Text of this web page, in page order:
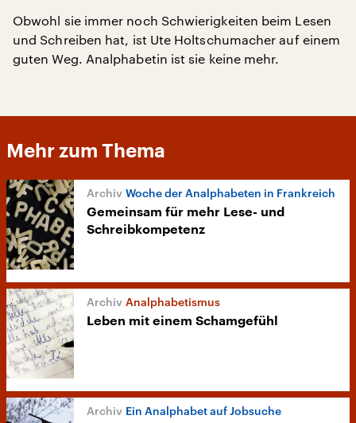
Obwohl sie immer noch Schwierigkeiten beim Lesen
und Schreiben hat, ist Ute Holtschumacher auf einem
guten Weg. Analphabetin ist sie keine mehr.
Mehr zum Thema
Woche der Analphabeten in Frankreich
Gemeinsam für mehr Lese- und
Schreibkompetenz
Analphabetismus
Leben mit einem Schamgefühl
Ein Analphabet auf Jobsuche